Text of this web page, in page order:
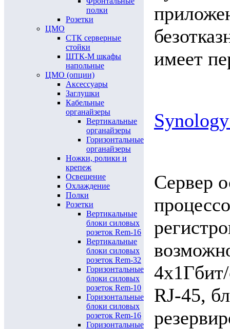
полки
Розетки
ЦМО
СТК серверные
стойки
ШТК-М шкафы
напольные
ЦМО (опции)
Аксессуары
Заглушки
Кабельные
органайзеры
Вертикальные
органайзеры
Горизонтальные
органайзеры
Ножки, ролики и
крепеж
Освещение
Охлаждение
Полки
Розетки
Вертикальные
блоки силовых
розеток Rem-16
Вертикальные
блоки силовых
розеток Rem-32
Горизонтальные
блоки силовых
розеток Rem-10
Горизонтальные
блоки силовых
розеток Rem-16
Горизонтальные
имеет
Сервер
RJ-45,